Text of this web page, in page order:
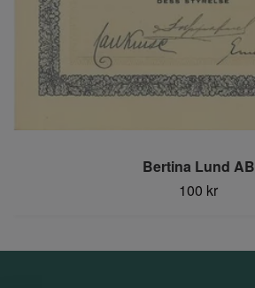
Bertina Lund AB
100 kr